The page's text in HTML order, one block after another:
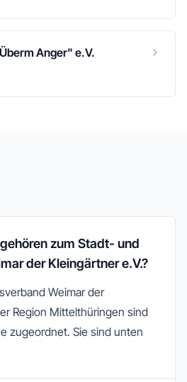
Anger" e.V.
zum Stadt- und
der Kleingärtner e.V.?
Weimar der
Region Mittelthüringen sind
zugeordnet. Sie sind unten